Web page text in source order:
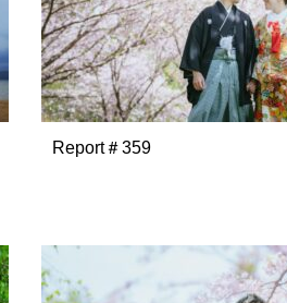
Report＃359